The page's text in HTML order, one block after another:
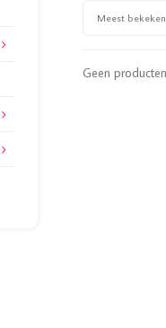
Meest bekeken
Geen